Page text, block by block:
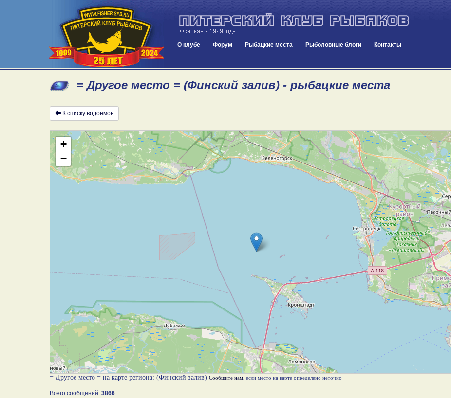
О клубе Форум Рыбацкие места Рыболовные блоги Контакты
= Другое место = (Финский залив) - рыбацкие места
К списку водоемов
+
−
= Другое место = на карте региона: (Финский залив) Сообщите нам , если место на карте определено неточно
Всего сообщений: 3866